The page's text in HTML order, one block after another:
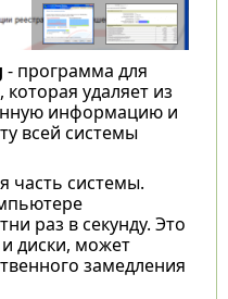
- программа для
удаляет из
информацию и
всей системы
часть системы.
раз в секунду. Это
и диски, может
замедления